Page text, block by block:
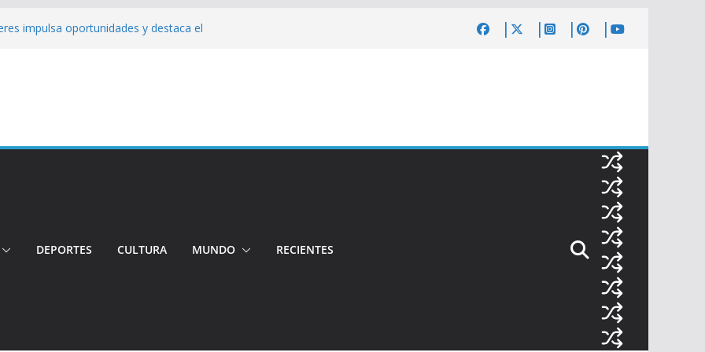
impulsa oportunidades y destaca el
candidatura para buscar la
su candidatura a la Alcaldía de Quito
DEPORTES CULTURA MUNDO RECIENTES